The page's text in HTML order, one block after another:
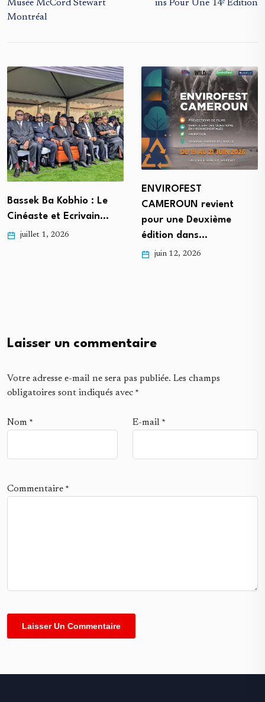
Musée McCord Stewart
Montréal
Ins Pour Une 14ᵉ Édition
Bassek Ba Kobhio : Le
Cinéaste et Ecrivain…
juillet 1, 2026
ENVIROFEST
CAMEROUN revient
pour une Deuxième
édition dans…
juin 12, 2026
Laisser un commentaire
Votre adresse e-mail ne sera pas publiée. Les champs
obligatoires sont indiqués avec *
Nom * E-mail *
Commentaire *